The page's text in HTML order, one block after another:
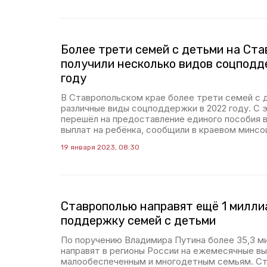
Более трети семей с детьми на
получили несколько видов
году
В Ставропольском крае более трети семей с
различные виды соцподдержки в 2022 году. С
перешёл на предоставление единого пособия
выплат на ребёнка, сообщили в краевом
19 января 2023, 08:30
Ставрополью направят ещё 1
поддержку семей с детьми
По поручению Владимира Путина более 35,3
направят в регионы России на ежемесячные
малообеспеченным и многодетным семьям.